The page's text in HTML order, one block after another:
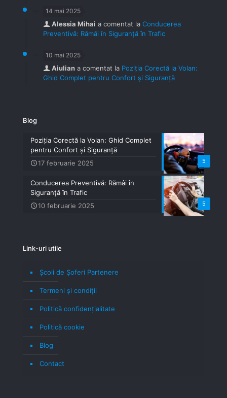
14 mai 2025
Alessia Mihai a comentat la Conducerea
Preventivă: Rămâi în Siguranță în Trafic
10 mai 2025
Aiulian a comentat la Poziția Corectă la Volan:
Ghid Complet pentru Confort și Siguranță
Blog
5
Poziția Corectă la Volan: Ghid Complet
pentru Confort și Siguranță
17 februarie 2025
5
Conducerea Preventivă: Rămâi în
Siguranță în Trafic
10 februarie 2025
Link-uri utile
Școli de Șoferi Partenere
Termeni şi condiţii
Politică confidenţialitate
Politică cookie
Blog
Contact